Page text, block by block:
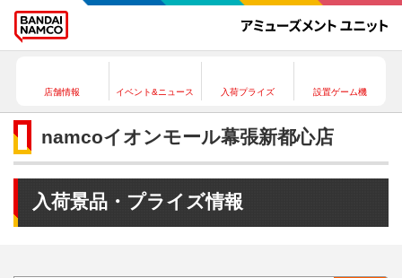
店舗情報 イベント&ニュース 入荷プライズ 設置ゲーム機
namcoイオンモール幕張新都心店
入荷景品・プライズ情報